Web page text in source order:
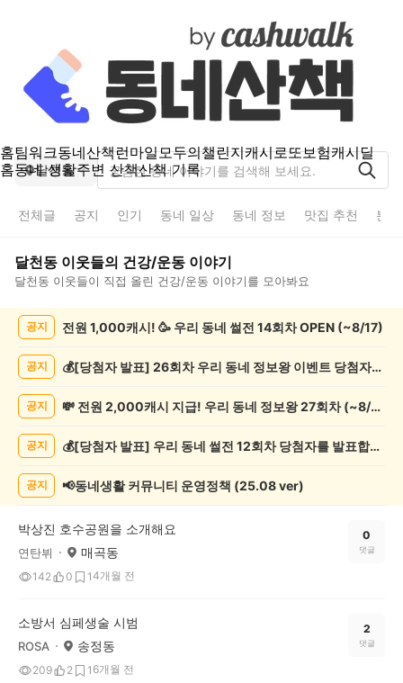
홈팀워크동네산책런마일모두의챌린지캐시로또보험캐시딜
홈동네 생활주변 산책산책 기록
달천동
전체글 공지 인기 동네 일상 동네 정보 맛집 추천 분
달천동 이웃들의 건강/운동 이야기
달천동 이웃들이 직접 올린 건강/운동 이야기를 모아봐요
록
공지 전원 1,000캐시! 🥳 우리 동네 썰전 14회차 OPEN (~8/17)
공지 💰[당첨자 발표] 26회차 우리 동네 정보왕 이벤트 당첨자를 발표합니다!
공지 💸 전원 2,000캐시 지급! 우리 동네 정보왕 27회차 (~8/10)
공지 💰[당첨자 발표] 우리 동네 썰전 12회차 당첨자를 발표합니다!
공지 📢동네생활 커뮤니티 운영정책 (25.08 ver)
박상진 호수공원을 소개해요
연탄뷔 매곡동
142 0 14개월 전
0
댓글
소방서 심페생술 시범
ROSA 송정동
209 2 1 6개월 전
2
댓글